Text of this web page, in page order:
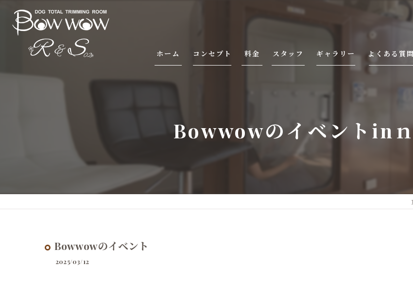
ホーム コンセプト 料金
酸素ボックス
スタッフ ギャラリー よくある質問
Bowwowのイベントin
Bowwowのイベント
2025/03/12